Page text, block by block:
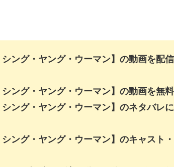
ング・ヤング・ウーマン】の動画を配
ング・ヤング・ウーマン】の動画を無
ング・ヤング・ウーマン】のネタバレ
ング・ヤング・ウーマン】のキャスト